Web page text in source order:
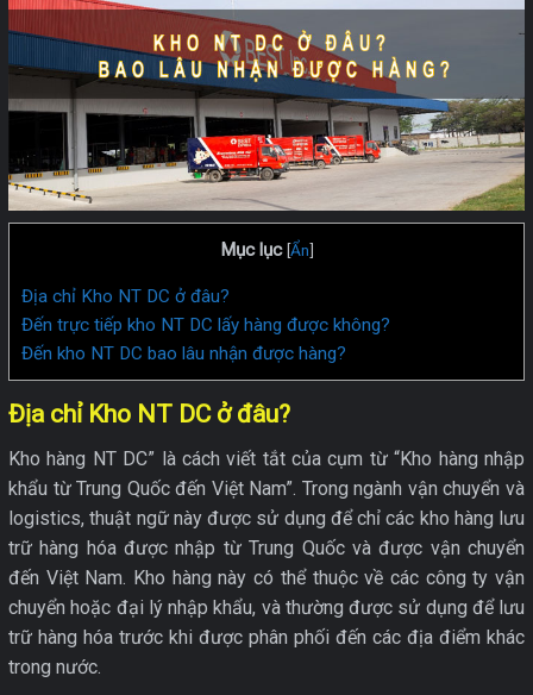
Mục lục [Ẩn]
Địa chỉ Kho NT DC ở đâu?
Đến trực tiếp kho NT DC lấy hàng được không?
Đến kho NT DC bao lâu nhận được hàng?
Địa chỉ Kho NT DC ở đâu?
Kho hàng NT DC” là cách viết tắt của cụm từ “Kho hàng nhập
khẩu từ Trung Quốc đến Việt Nam”. Trong ngành vận chuyển và
logistics, thuật ngữ này được sử dụng để chỉ các kho hàng lưu
trữ hàng hóa được nhập từ Trung Quốc và được vận chuyển
đến Việt Nam. Kho hàng này có thể thuộc về các công ty vận
chuyển hoặc đại lý nhập khẩu, và thường được sử dụng để lưu
trữ hàng hóa trước khi được phân phối đến các địa điểm khác
trong nước.